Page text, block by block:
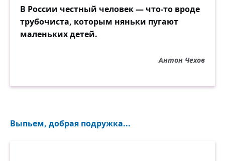
В России честный человек — что-то вроде
трубочиста, которым няньки пугают
маленьких детей.
Антон Чехов
Выпьем, добрая подружка...